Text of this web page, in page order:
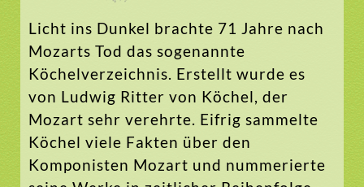
Licht ins Dunkel brachte 71 Jahre nach
Mozarts Tod das sogenannte
Köchelverzeichnis. Erstellt wurde es
von Ludwig Ritter von Köchel, der
Mozart sehr verehrte. Eifrig sammelte
Köchel viele Fakten über den
Komponisten Mozart und nummerierte